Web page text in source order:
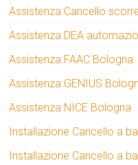
Assistenza Cancello
Assistenza DEA
Assistenza FAAC Bologna
Assistenza GENIUS
Assistenza NICE Bologna
Installazione Cancello a
Installazione Cancello a